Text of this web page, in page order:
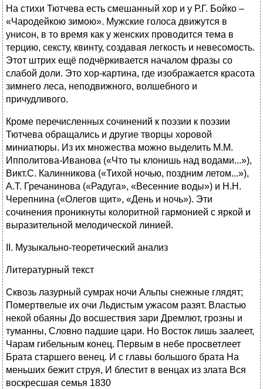
На стихи Тютчева есть смешанный хор и у Р.Г. Бойко –
«Чародейкою зимою». Мужские голоса движутся в
унисон, в то время как у женских проводится тема в
терцию, сексту, квинту, создавая легкость и невесомость.
Этот штрих ещё подчёркивается началом фразы со
слабой доли. Это хор-картина, где изображается красота
зимнего леса, неподвижного, волшебного и
причудливого.
Кроме перечисленных сочинений к поэзии к поэзии
Тютчева обращались и другие творцы хоровой
миниатюры. Из их множества можно выделить M.M.
Ипполитова-Иванова («Что ты клонишь над водами...»),
Викт.С. Калинникова («Тихой ночью, поздним летом...»),
А.Т. Гречанинова («Радуга», «Весенние воды») и Н.Н.
Черепнина («Олегов щит», «День и ночь»). Эти
сочинения проникнуты колоритной гармонией с яркой и
выразительной мелодической линией.
II. Музыкально-теоретический анализ
Литературный текст
Сквозь лазурный сумрак ночи Альпы снежные глядят;
Помертвелые их очи Льдистым ужасом разят. Властью
некой обаяны До восшествия зари Дремлют, грозны и
туманны, Словно падшие цари. Но Восток лишь заалеет,
Чарам гибельным конец. Первым в небе просветлеет
Брата старшего венец. И с главы большого брата На
меньших бежит струя, И блестит в венцах из злата Вся
воскресшая семья 1830